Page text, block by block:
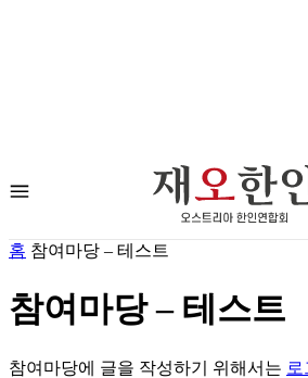
홈 참여마당 – 테스트
참여마당 – 테스트
참여마당에 글을 작성하기 위해서는 로